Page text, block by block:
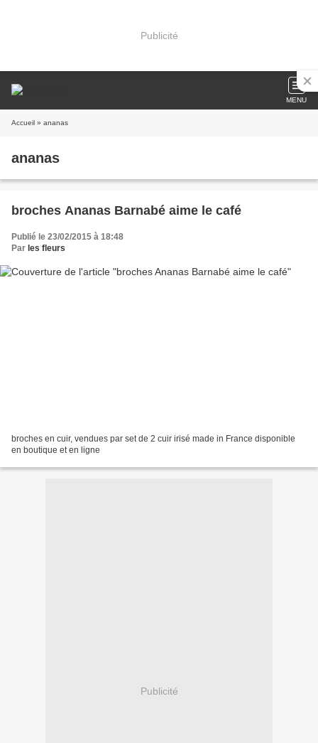
Publicité
MENU
Accueil » ananas
ananas
broches Ananas Barnabé aime le café
Publié le 23/02/2015 à 18:48
Par les fleurs
broches en cuir, vendues par set de 2 cuir irisé made in France disponible
en boutique et en ligne
Publicité